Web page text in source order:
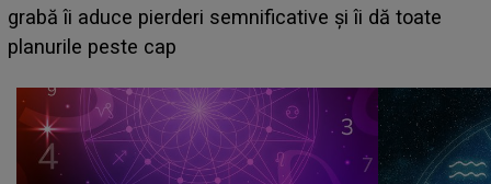
face o MĂRTURISIRE NEAȘTEPTATĂ despre mama
sa: "I-am spus și ei în față, eu nu te iubesc pentru